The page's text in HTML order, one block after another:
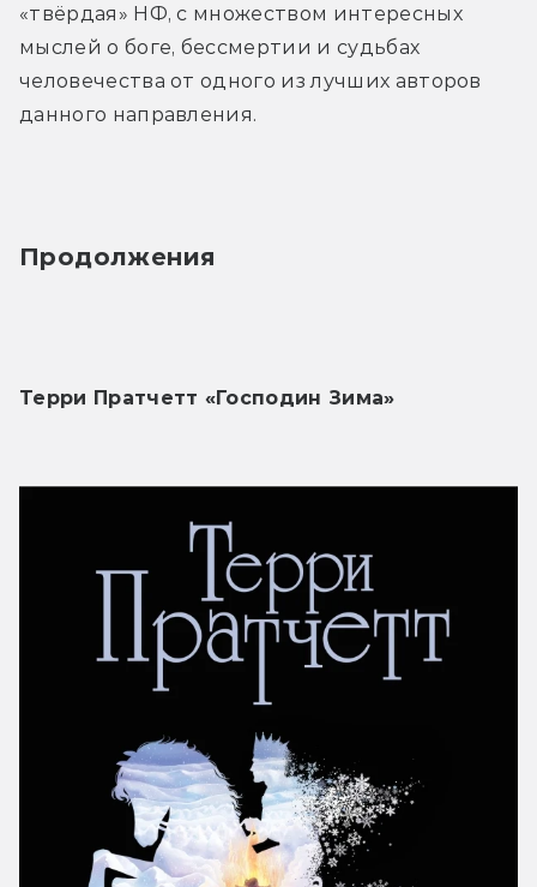
«твёрдая» НФ, с множеством интересных
мыслей о боге, бессмертии и судьбах
человечества от одного из лучших авторов
данного направления.
Продолжения
Терри Пратчетт «Господин Зима»